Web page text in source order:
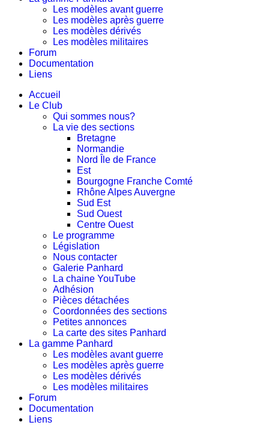
Les modèles avant guerre
Les modèles après guerre
Les modèles dérivés
Les modèles militaires
Forum
Documentation
Liens
Accueil
Le Club
Qui sommes nous?
La vie des sections
Bretagne
Normandie
Nord Île de France
Est
Bourgogne Franche Comté
Rhône Alpes Auvergne
Sud Est
Sud Ouest
Centre Ouest
Le programme
Législation
Nous contacter
Galerie Panhard
La chaine YouTube
Adhésion
Pièces détachées
Coordonnées des sections
Petites annonces
La carte des sites Panhard
La gamme Panhard
Les modèles avant guerre
Les modèles après guerre
Les modèles dérivés
Les modèles militaires
Forum
Documentation
Liens